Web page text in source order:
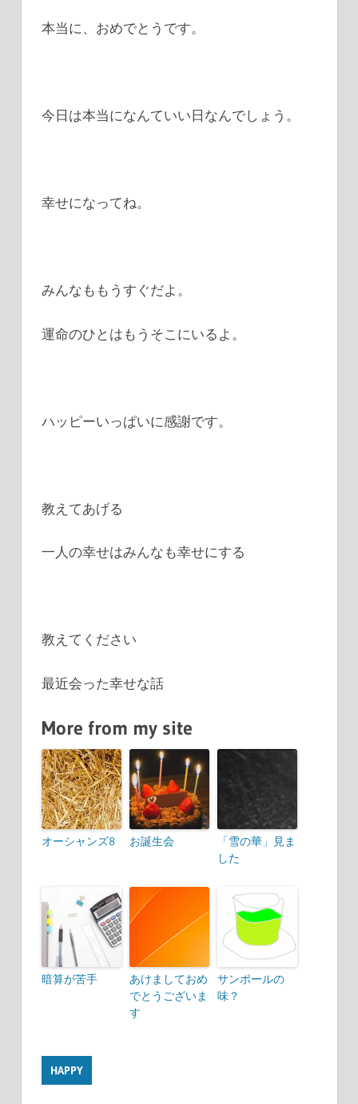
本当に、おめでとうです。
今日は本当になんていい日なんでしょう。
幸せになってね。
みんなももうすぐだよ。
運命のひとはもうそこにいるよ。
ハッピーいっぱいに感謝です。
教えてあげる
一人の幸せはみんなも幸せにする
教えてください
最近会った幸せな話
More from my site
オーシャンズ8 お誕生会
「雪の華」見ま
した
暗算が苦手
あけましておめ
でとうございま
す
サンポールの
味？
HAPPY